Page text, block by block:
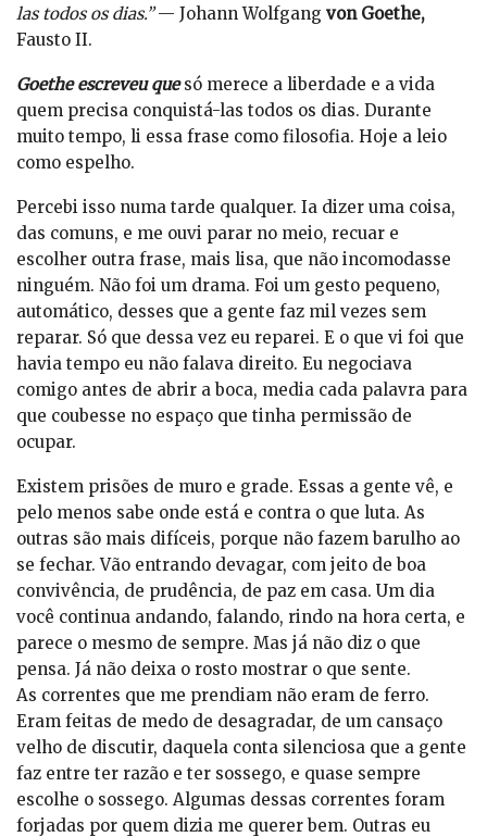
las todos os dias.”— Johann Wolfgang von Goethe,
Fausto II.
Goethe escreveu quesó merece a liberdade e a vida
quem precisa conquistá-las todos os dias. Durante
muito tempo, li essa frase como filosofia. Hoje a leio
como espelho.
Percebi isso numa tarde qualquer. Ia dizer uma coisa,
das comuns, e me ouvi parar no meio, recuar e
escolher outra frase, mais lisa, que não incomodasse
ninguém. Não foi um drama. Foi um gesto pequeno,
automático, desses que a gente faz mil vezes sem
reparar. Só que dessa vez eu reparei. E o que vi foi que
havia tempo eu não falava direito. Eu negociava
comigo antes de abrir a boca, media cada palavra para
que coubesse no espaço que tinha permissão de
ocupar.
Existem prisões de muro e grade. Essas a gente vê, e
pelo menos sabe onde está e contra o que luta. As
outras são mais difíceis, porque não fazem barulho ao
se fechar. Vão entrando devagar, com jeito de boa
convivência, de prudência, de paz em casa. Um dia
você continua andando, falando, rindo na hora certa, e
parece o mesmo de sempre. Mas já não diz o que
pensa. Já não deixa o rosto mostrar o que sente.
As correntes que me prendiam não eram de ferro.
Eram feitas de medo de desagradar, de um cansaço
velho de discutir, daquela conta silenciosa que a gente
faz entre ter razão e ter sossego, e quase sempre
escolhe o sossego. Algumas dessas correntes foram
forjadas por quem dizia me querer bem. Outras eu